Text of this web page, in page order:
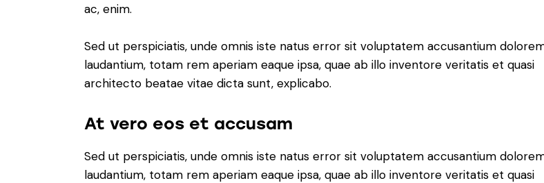
ac, enim.
Sed ut perspiciatis, unde omnis iste natus error sit voluptatem accusantium
laudantium, totam rem aperiam eaque ipsa, quae ab illo inventore veritatis et quasi
architecto beatae vitae dicta sunt, explicabo.
At vero eos et accusam
Sed ut perspiciatis, unde omnis iste natus error sit voluptatem accusantium
laudantium, totam rem aperiam eaque ipsa, quae ab illo inventore veritatis et quasi